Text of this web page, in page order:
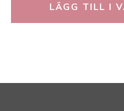
LÄGG TILL I